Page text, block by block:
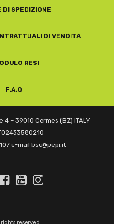
DI SPEDIZIONE
DI VENDITA
RESI
F.A.Q
4 – 39010 Cermes (BZ) ITALY
e-mail bsc@pepi.it
reserved.